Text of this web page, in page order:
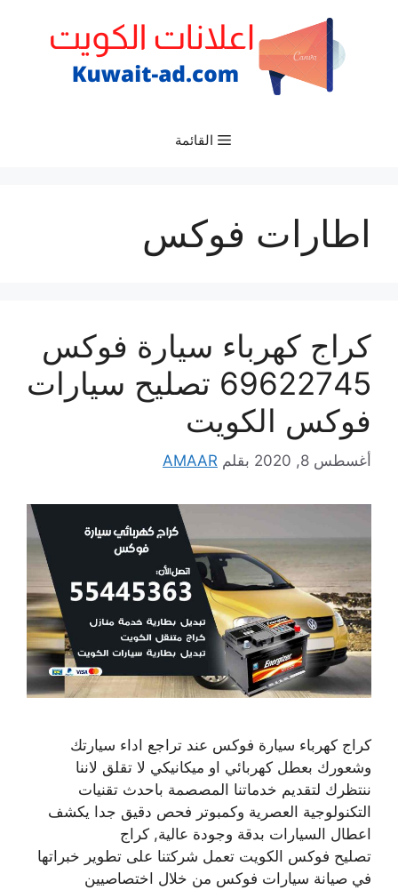
القائمة
اطارات فوكس
كراج كهرباء سيارة فوكس
69622745 تصليح سيارات
فوكس الكويت
أغسطس 8, 2020 بقلم AMAAR
كراج كهرباء سيارة فوكس عند تراجع اداء سيارتك
وشعورك بعطل كهربائي او ميكانيكي لا تقلق لاننا
ننتظرك لتقديم خدماتنا المصصمة باحدث تقنيات
التكنولوجية العصرية وكمبوتر فحص دقيق جدا يكشف
اعطال السيارات بدقة وجودة عالية, كراج
تصليح فوكس الكويت تعمل شركتنا على تطوير خبراتها
في صيانة سيارات فوكس من خلال اختصاصيين